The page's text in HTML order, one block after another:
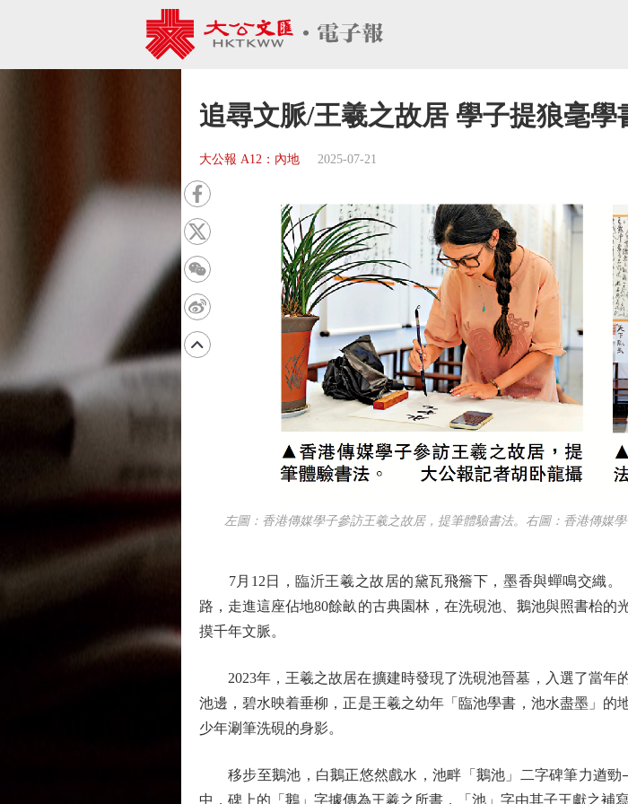
追尋文脈/王羲之故居 學子提狼毫學
大公報 A12：內地 2025-07-21
左圖：香港傳媒學子參訪王羲之故居，提筆體驗書法。右圖：香港傳媒
7月12日，臨沂王羲之故居的黛瓦飛簷下，墨香與蟬鳴交織。
路，走進這座佔地80餘畝的古典園林，在洗硯池、鵝池與照書枱
摸千年文脈。
2023年，王羲之故居在擴建時發現了洗硯池晉墓，入選了當年
池邊，碧水映着垂柳，正是王羲之幼年「臨池學書，池水盡墨」
少年涮筆洗硯的身影。
移步至鵝池，白鵝正悠然戲水，池畔「鵝池」二字碑筆力遒勁
中，碑上的「鵝」字據傳為王羲之所書，「池」字由其子王獻之補